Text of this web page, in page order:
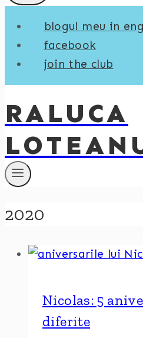
blogul meu in
facebook
join the club
RALUCA
2020
Nicolas: 5
diferite